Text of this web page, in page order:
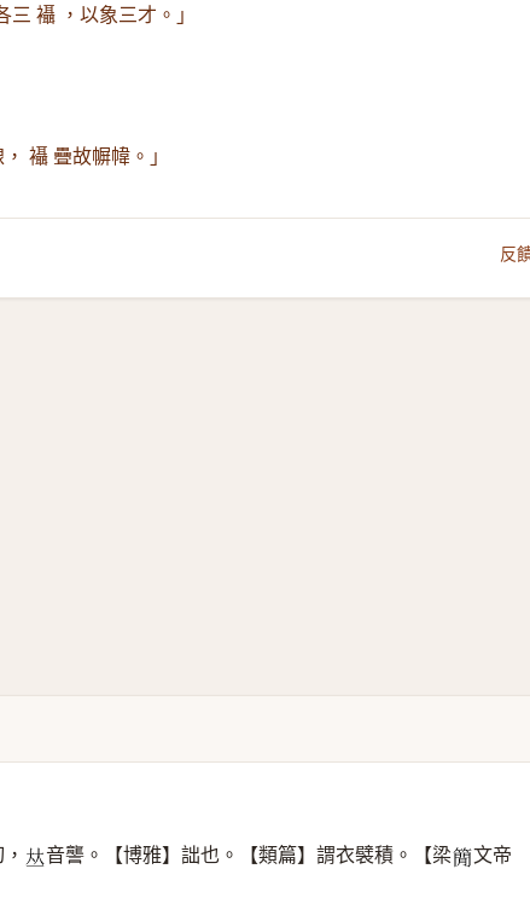
三 襵 ，以象三才。」
， 襵 疊故幈幃。」
反
𠀤音讋。【博雅】詘也。【類篇】謂衣襞積。【梁𥳑 文帝